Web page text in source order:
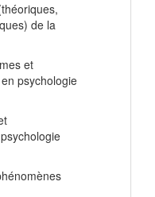
de la
et
psychologie